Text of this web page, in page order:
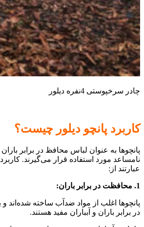
چادر سرخپوستی 4نفره دیلور
کاربرد پانچو دیلور چیست؟
پانچوها به عنوان لباس محافظ در برابر
نامساعد مورد استفاده قرار می‌گیرند.
عبارتند از:
1. محافظت در برابر باران:
پانچوها اغلب از مواد ضدآب ساخته شده‌اند
در برابر باران و آبباران مفید هستند.